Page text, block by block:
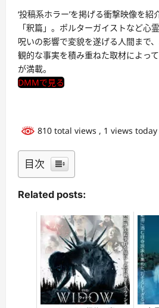
‘投稿系ホラー’を掲げる衝撃映像を
「釈篇」。ポルターガイストなど心
呪いの影響で変貌を遂げる人間まで
観的な事実を積み重ねた取材によっ
が満載。
DMMで見る
810 total views , 1 views today
目次
Related posts: